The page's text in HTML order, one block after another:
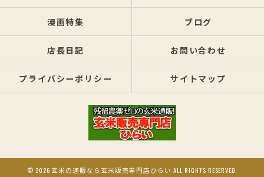
漫画特集 ブログ
店長日記 お問い合わせ
プライバシーポリシー サイトマップ
© 2026 玄米の通販なら玄米販売専門店ひらい ALL RIGHTS RESERVED.